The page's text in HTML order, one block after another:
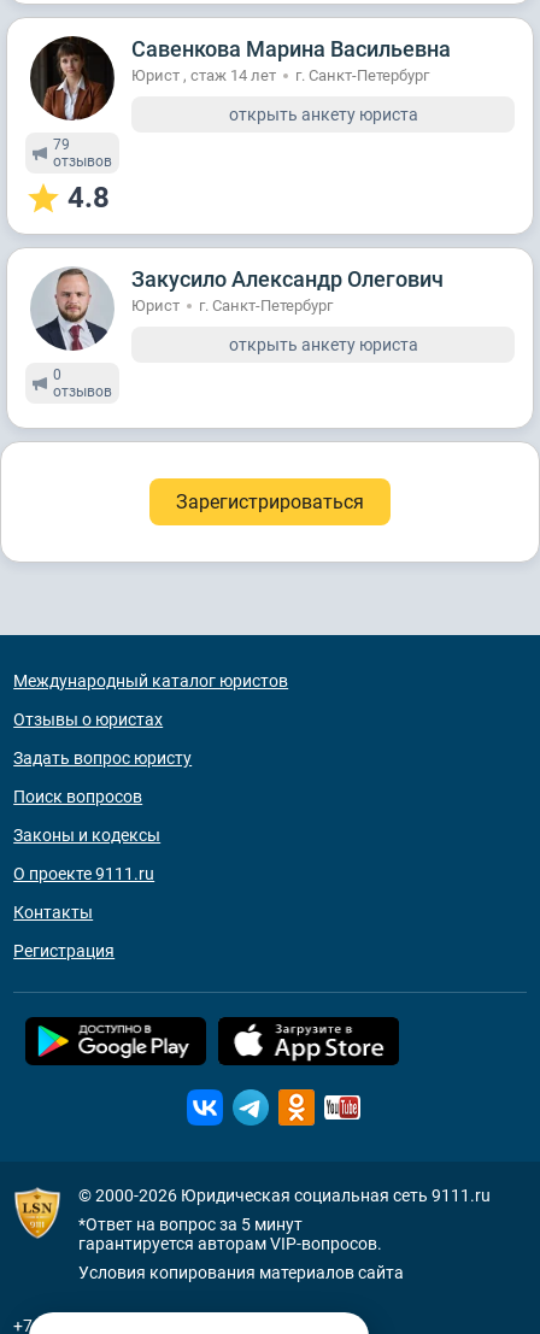
79
отзывов
4.8
Савенкова Марина Васильевна
Юрист , стаж 14 лет г. Санкт-Петербург
открыть анкету юриста
0
отзывов
Закусило Александр Олегович
Юрист г. Санкт-Петербург
открыть анкету юриста
Зарегистрироваться
Международный каталог юристов
Отзывы о юристах
Задать вопрос юристу
Поиск вопросов
Законы и кодексы
О проекте 9111.ru
Контакты
Регистрация
© 2000-2026 Юридическая социальная сеть 9111.ru
*Ответ на вопрос за 5 минут
гарантируется авторам VIP-вопросов.
Условия копирования материалов сайта
+7 (800) 505-91-11